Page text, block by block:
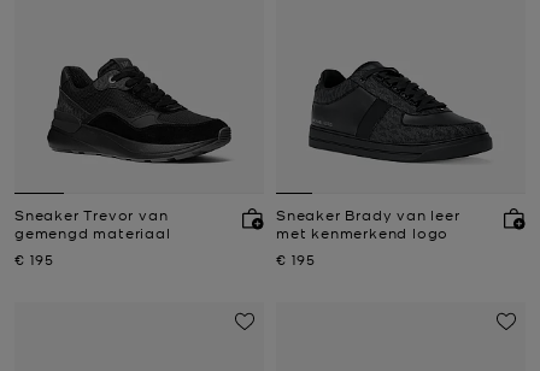
Sneaker Trevor van
gemengd materiaal
Nu
€ 195
Sneaker Brady van leer
met kenmerkend logo
Nu
€ 195